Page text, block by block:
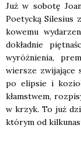
Już w sobo­tę
Poetyc­ką Sile­sius
ko­we­mu
dokład­nie
wyróż­nie­nia,
wier­sze zwi­ja­ją­ce
po elip­sie i
kłam­stwem,
w krzyk. To już
któ­rym od